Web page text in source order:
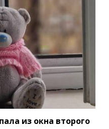
из окна второго